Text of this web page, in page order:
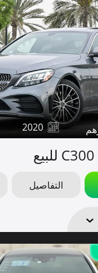
2020
التفاصيل